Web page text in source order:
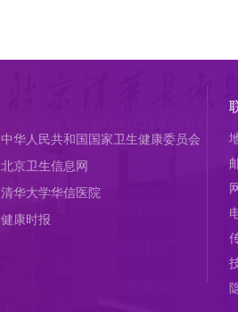
中华人民共和国国家卫生健康委员会
北京卫生信息网
清华大学华信医院
健康时报